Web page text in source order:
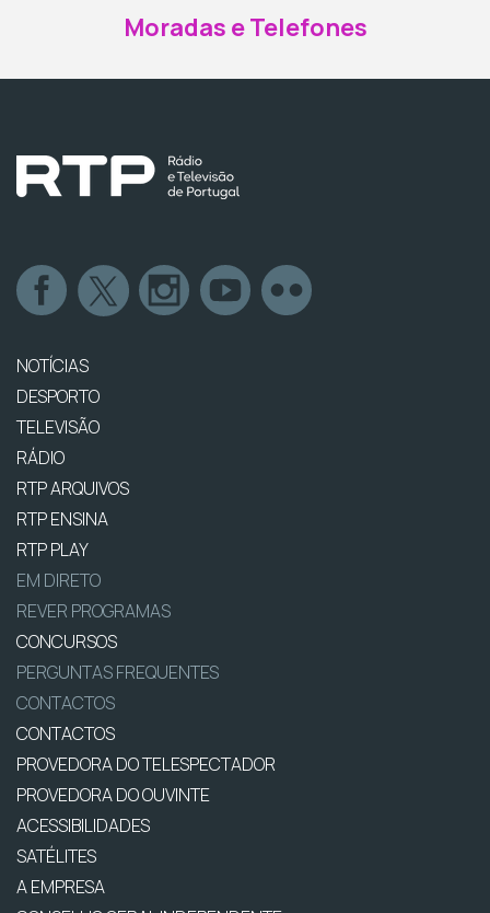
Moradas e Telefones
NOTÍCIAS
DESPORTO
TELEVISÃO
RÁDIO
RTP ARQUIVOS
RTP ENSINA
RTP PLAY
EM DIRETO
REVER PROGRAMAS
CONCURSOS
PERGUNTAS FREQUENTES
CONTACTOS
CONTACTOS
PROVEDORA DO TELESPECTADOR
PROVEDORA DO OUVINTE
ACESSIBILIDADES
SATÉLITES
A EMPRESA